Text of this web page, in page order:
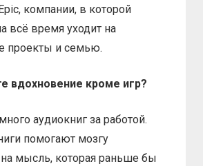
компании, в которой
всё время уходит на
проекты и семью.
вдохновение кроме игр?
аудиокниг за работой.
помогают мозгу
на мысль, которая раньше бы